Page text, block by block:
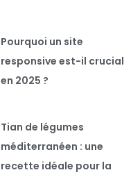
Pourquoi un site
responsive est-il crucial
en 2025 ?
Tian de légumes
méditerranéen : une
recette idéale pour la